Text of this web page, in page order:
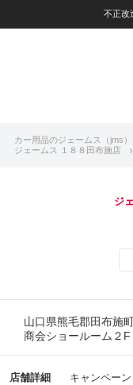
不正改
カー用品のジェームス（jms）
ジェームス １８８田布施店
ジ
山口県熊毛郡田布施
商会ショールーム２F
店舗詳細 キャンペーン